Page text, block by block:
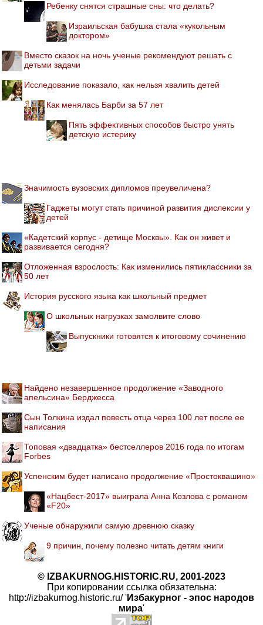
Ребенку снятся страшные сны: что делать?
Израильская бабушка стала «кукольным
доктором»
Вместо сказок на ночь ученые рекомендуют решать с
детьми задачи
Исследование показало, как нельзя хвалить детей
Как менялась Барби за 57 лет
Пять эффективных способов быстро унять
детскую истерику
Значимость вузовских дипломов преувеличена?
Гаджеты могут стать причиной развития дислексии у
детей
«Кадетский корпус - детище Москвы». Как он живет и
развивается сегодня?
Отложенная взрослость: Как изменились пятиклассники за
50 лет
История русского языка как школьный предмет
О школьных нагрузках замолвите слово
Выпускники готовятся к итоговому сочинению
Найдено незавершенное продолжение «Заводного
апельсина» Берджесса
Сын Толкина издал повесть отца через 100 лет после ее
написания
Топовая «двадцатка» бестселлеров 2016 года по итогам
Forbes
Успенским будет написано продолжение «Простоквашино»
«Нацбест-2017» выиграла Анна Козлова с романом
«F20»
Ученые обнаружили самую древнюю сказку
9 причин, почему полезно читать детям книги
© IZBAKURNOG.HISTORIC.RU, 2001-2023
При копировании ссылка обязательна:
http://izbakurnog.historic.ru/ 'Избакурног - эпос народов
мира'